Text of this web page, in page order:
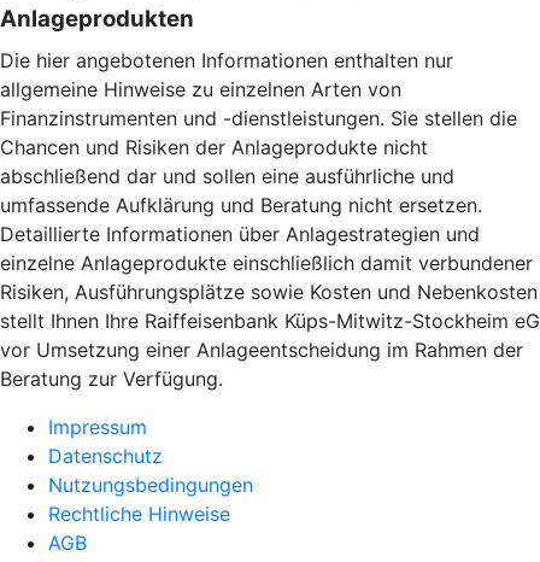
Anlageprodukten
Die hier angebotenen Informationen enthalten nur
allgemeine Hinweise zu einzelnen Arten von
Finanzinstrumenten und -dienstleistungen. Sie stellen die
Chancen und Risiken der Anlageprodukte nicht
abschließend dar und sollen eine ausführliche und
umfassende Aufklärung und Beratung nicht ersetzen.
Detaillierte Informationen über Anlagestrategien und
einzelne Anlageprodukte einschließlich damit verbundener
Risiken, Ausführungsplätze sowie Kosten und Nebenkosten
stellt Ihnen Ihre Raiffeisenbank Küps-Mitwitz-Stockheim eG
vor Umsetzung einer Anlageentscheidung im Rahmen der
Beratung zur Verfügung.
Impressum
Datenschutz
Nutzungsbedingungen
Rechtliche Hinweise
AGB